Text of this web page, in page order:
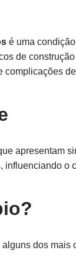
é uma
de
apresentam
o
dos mais